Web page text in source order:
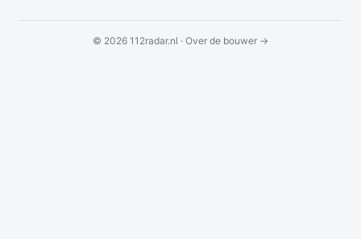
© 2026 112radar.nl · Over de bouwer →